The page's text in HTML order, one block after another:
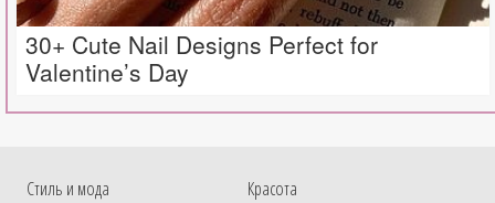
30+ Cute Nail Designs Perfect for
Valentine’s Day
Cтиль и мода Красота